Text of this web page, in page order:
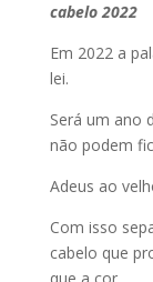
cabelo 2022
Em 2022 a
lei.
Será um ano
não podem
Adeus ao
Com isso
cabelo que